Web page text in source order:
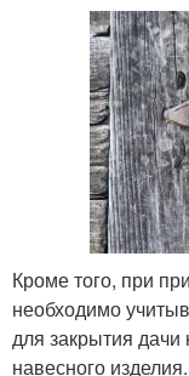
Кроме того, при
необходимо
для закрытия
навесного изделия.